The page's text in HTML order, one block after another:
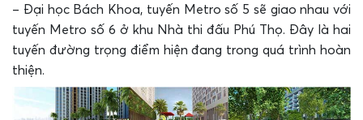
– Đại học Bách Khoa, tuyến Metro số 5 sẽ giao nhau với
tuyến Metro số 6 ở khu Nhà thi đấu Phú Thọ. Đây là hai
tuyến đường trọng điểm hiện đang trong quá trình hoàn
thiện.